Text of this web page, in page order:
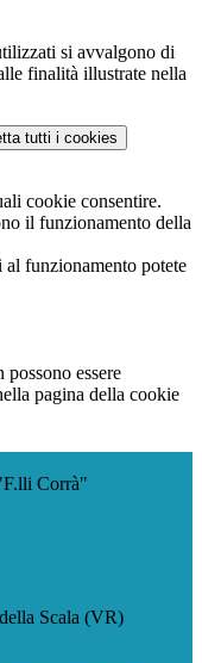
si avvalgono di
finalità illustrate nella
tutti i cookies
cookie consentire.
il funzionamento della
al funzionamento potete
essere
pagina della cookie
Corrà"
Scala (VR)